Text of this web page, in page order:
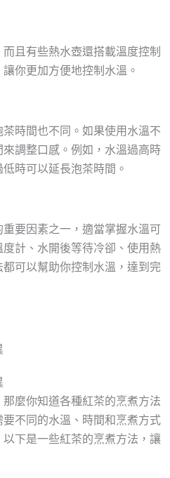
且有些熱水壺還搭載溫度控制
你更加方便地控制水溫。
時間也不同。如果使用水溫不
調整口感。例如，水溫過高時
時可以延長泡茶時間。
要因素之一，適當掌握水溫可
計、水開後等待冷卻、使用熱
可以幫助你控制水溫，達到完
麼你知道各種紅茶的烹煮方法
不同的水溫、時間和烹煮方式
下是一些紅茶的烹煮方法，讓